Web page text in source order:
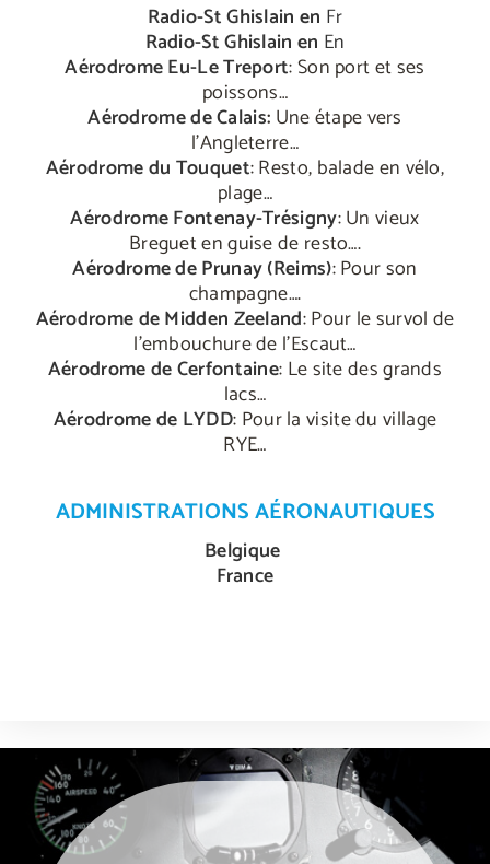
Radio-St Ghislain en Fr
Radio-St Ghislain en En
Aérodrome Eu-Le Treport: Son port et ses
poissons…
Aérodrome de Calais: Une étape vers
l’Angleterre…
Aérodrome du Touquet: Resto, balade en vélo,
plage…
Aérodrome Fontenay-Trésigny: Un vieux
Breguet en guise de resto….
Aérodrome de Prunay (Reims): Pour son
champagne….
Aérodrome de Midden Zeeland: Pour le survol de
l’embouchure de l’Escaut…
Aérodrome de Cerfontaine: Le site des grands
lacs…
Aérodrome de LYDD: Pour la visite du village
RYE…
ADMINISTRATIONS AÉRONAUTIQUES
Belgique
France